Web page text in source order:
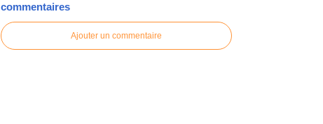
commentaires
Ajouter un commentaire